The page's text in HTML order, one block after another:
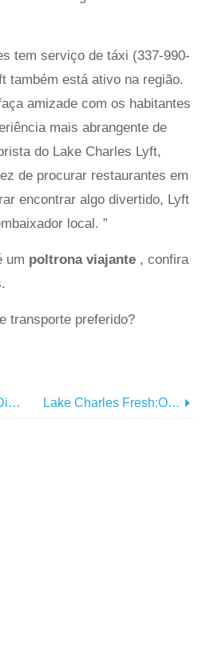
tem serviço de táxi (337-990-
também está ativo na região.
amizade com os habitantes
mais abrangente de
do Lake Charles Lyft,
de procurar restaurantes em
encontrar algo divertido, Lyft
local. ”
um poltrona viajante , confira
transporte preferido?
Como Aproveitar Um Dia Chuvoso Em Lake Charles Lake Charles Fresh:Onde Encontrar Farmers Markets